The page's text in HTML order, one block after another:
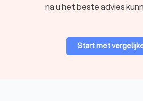
na u het beste advies
Start met